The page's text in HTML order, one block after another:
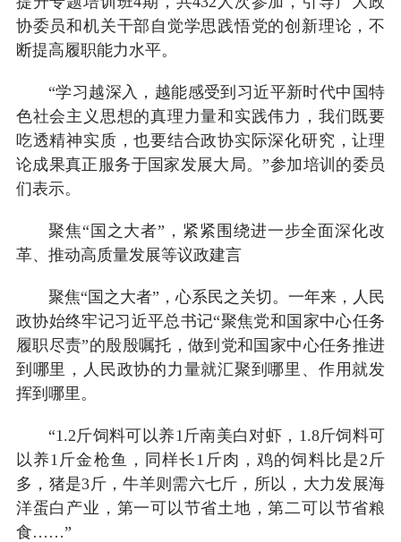
协委员和机关干部自觉学思践悟党的创新理论，不
断提高履职能力水平。
“学习越深入，越能感受到习近平新时代中国特
色社会主义思想的真理力量和实践伟力，我们既要
吃透精神实质，也要结合政协实际深化研究，让理
论成果真正服务于国家发展大局。”参加培训的委员
们表示。
聚焦“国之大者”，紧紧围绕进一步全面深化改
革、推动高质量发展等议政建言
聚焦“国之大者”，心系民之关切。一年来，人民
政协始终牢记习近平总书记“聚焦党和国家中心任务
履职尽责”的殷殷嘱托，做到党和国家中心任务推进
到哪里，人民政协的力量就汇聚到哪里、作用就发
挥到哪里。
“1.2斤饲料可以养1斤南美白对虾，1.8斤饲料可
以养1斤金枪鱼，同样长1斤肉，鸡的饲料比是2斤
多，猪是3斤，牛羊则需六七斤，所以，大力发展海
洋蛋白产业，第一可以节省土地，第二可以节省粮
食……”